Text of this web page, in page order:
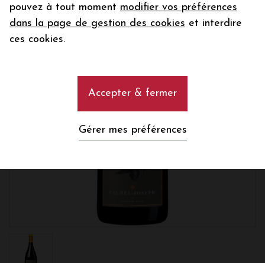
pouvez à tout moment modifier vos préférences
dans la page de gestion des cookies et interdire
ces cookies.
Accepter & fermer
Gérer mes préférences
email
En m’abonnant, j’accepte de recevoir la newsletter de la